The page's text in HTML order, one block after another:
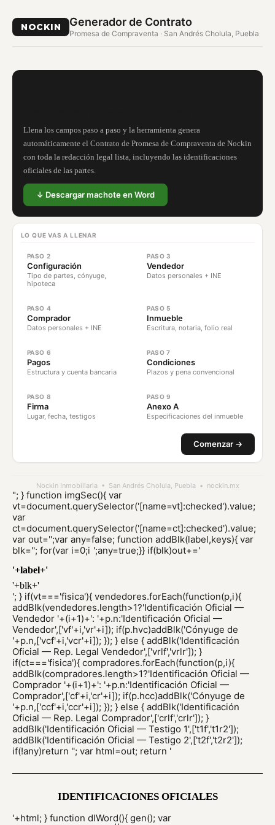
NOCKIN Generador de Contrato
Promesa de Compraventa · San Andrés Cholula, Puebla
Llena los campos paso a paso y la herramienta genera
automáticamente el Contrato de Promesa de Compraventa de Nockin
con toda la redacción legal lista, incluyendo las identificaciones
oficiales de las partes.
↓ Descargar machote en Word
LO QUE VAS A LLENAR
PASO 2
Configuración
Tipo de partes, cónyuge,
hipoteca
PASO 3
Vendedor
Datos personales + INE
PASO 4
Comprador
Datos personales + INE
PASO 5
Inmueble
Escritura, notaria, folio real
PASO 6
Pagos
Estructura y cuenta bancaria
PASO 7
Condiciones
Plazos y pena convencional
PASO 8
Firma
Lugar, fecha, testigos
PASO 9
Anexo A
Especificaciones del inmueble
Comenzar →
Nockin Inmobiliaria • San Andrés Cholula, Puebla • nockin.mx
"; } function imgSec(){ var
vt=document.querySelector('[name=vt]:checked').value;
var
ct=document.querySelector('[name=ct]:checked').value;
var out='';var any=false; function addBlk(label,keys){ var
blk=''; for(var i=0;i ';any=true;}} if(blk)out+='
'+label+'
'+blk+'
'; } if(vt==='fisica'){ vendedores.forEach(function(p,i){
addBlk(vendedores.length>1?'Identificación Oficial —
Vendedor '+(i+1)+': '+p.n:'Identificación Oficial —
Vendedor',['vf'+i,'vr'+i]); if(p.hvc)addBlk('Cónyuge de
'+p.n,['vcf'+i,'vcr'+i]); }); } else { addBlk('Identificación
Oficial — Rep. Legal Vendedor',['vrlf','vrlr']); }
if(ct==='fisica'){ compradores.forEach(function(p,i){
addBlk(compradores.length>1?'Identificación Oficial —
Comprador '+(i+1)+': '+p.n:'Identificación Oficial —
Comprador',['cf'+i,'cr'+i]); if(p.hcc)addBlk('Cónyuge de
'+p.n,['ccf'+i,'ccr'+i]); }); } else { addBlk('Identificación
Oficial — Rep. Legal Comprador',['crlf','crlr']); }
addBlk('Identificación Oficial — Testigo 1',['t1f','t1r2']);
addBlk('Identificación Oficial — Testigo 2',['t2f','t2r2']);
if(!any)return ''; var html=out; return '
IDENTIFICACIONES OFICIALES
'+html; } function dlWord(){ gen(); var